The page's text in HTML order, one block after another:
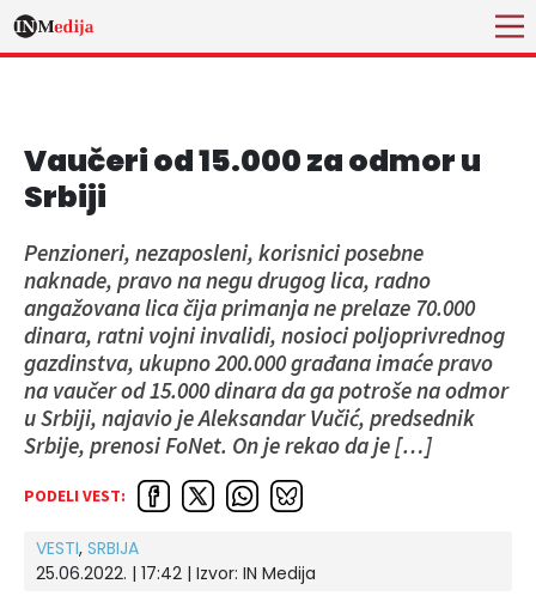
Vaučeri od 15.000 za odmor u
Srbiji
Penzioneri, nezaposleni, korisnici posebne
naknade, pravo na negu drugog lica, radno
angažovana lica čija primanja ne prelaze 70.000
dinara, ratni vojni invalidi, nosioci poljoprivrednog
gazdinstva, ukupno 200.000 građana imaće pravo
na vaučer od 15.000 dinara da ga potroše na odmor
u Srbiji, najavio je Aleksandar Vučić, predsednik
Srbije, prenosi FoNet. On je rekao da je […]
PODELI VEST:
VESTI, SRBIJA
25.06.2022. | 17:42 | Izvor: IN Medija